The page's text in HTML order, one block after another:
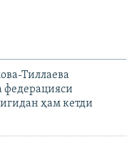
Тиллаева
федерацияси
ҳам кетди